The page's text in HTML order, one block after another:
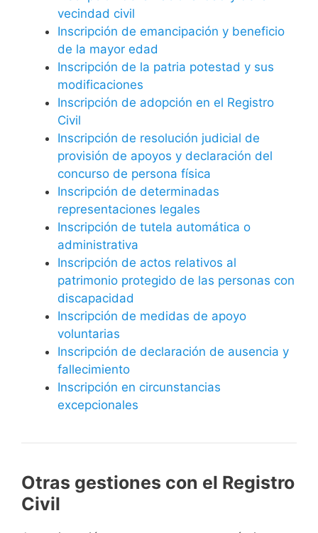
vecindad civil
Inscripción de emancipación y beneficio
de la mayor edad
Inscripción de la patria potestad y sus
modificaciones
Inscripción de adopción en el Registro
Civil
Inscripción de resolución judicial de
provisión de apoyos y declaración del
concurso de persona física
Inscripción de determinadas
representaciones legales
Inscripción de tutela automática o
administrativa
Inscripción de actos relativos al
patrimonio protegido de las personas con
discapacidad
Inscripción de medidas de apoyo
voluntarias
Inscripción de declaración de ausencia y
fallecimiento
Inscripción en circunstancias
excepcionales
Otras gestiones con el Registro
Civil